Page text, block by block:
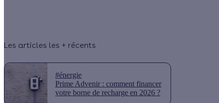
Les articles les + récents
#énergie
Prime Advenir : comment financer
votre borne de recharge en 2026 ?